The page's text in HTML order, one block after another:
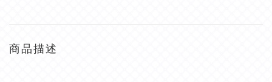
商品描述